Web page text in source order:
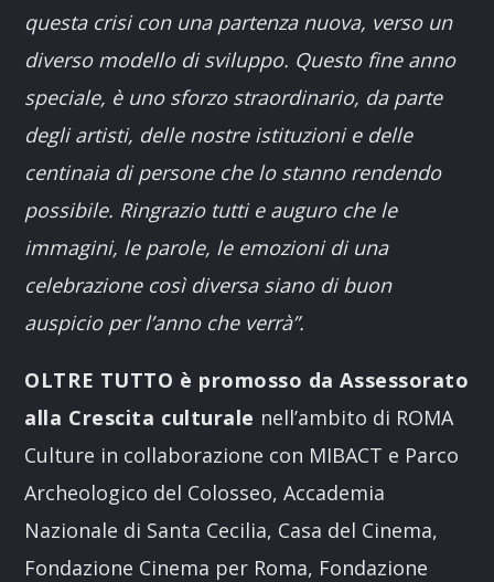
questa crisi con una partenza nuova, verso un
diverso modello di sviluppo. Questo fine anno
speciale, è uno sforzo straordinario, da parte
degli artisti, delle nostre istituzioni e delle
centinaia di persone che lo stanno rendendo
possibile. Ringrazio tutti e auguro che le
immagini, le parole, le emozioni di una
celebrazione così diversa siano di buon
auspicio per l’anno che verrà”.
OLTRE TUTTO è promosso da Assessorato
alla Crescita culturale nell’ambito di ROMA
Culture in collaborazione con MIBACT e Parco
Archeologico del Colosseo, Accademia
Nazionale di Santa Cecilia, Casa del Cinema,
Fondazione Cinema per Roma, Fondazione